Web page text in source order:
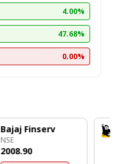
4.00%
47.68%
0.00%
Bajaj Finserv
NSE
₹2008.90